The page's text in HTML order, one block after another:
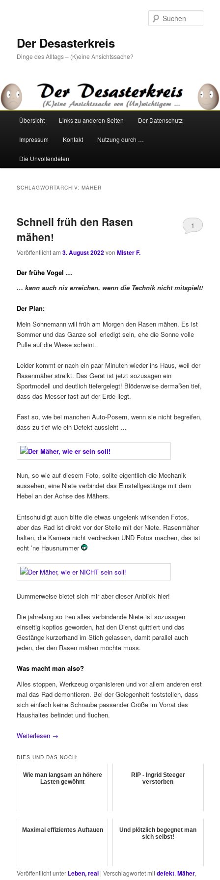
Der Desasterkreis
Dinge des Alltags – (K)eine Ansichtssache?
HauptmenüÜbersicht Links zu anderen Seiten Der Datenschutz
Impressum Kontakt Nutzung durch …
Die Unvollendeten
SCHLAGWORTARCHIV:MÄHER
Schnell früh den Rasen
mähen!
Veröffentlicht am3. August 2022vonMister F.
1
Der frühe Vogel …
… kann auch nix erreichen, wenn die Technik nicht mitspielt!
Der Plan:
Mein Sohnemann will früh am Morgen den Rasen mähen. Es ist
Sommer und das Ganze soll erledigt sein, ehe die Sonne volle
Pulle auf die Wiese scheint.
Leider kommt er nach ein paar Minuten wieder ins Haus, weil der
Rasenmäher streikt. Das Gerät ist jetzt sozusagen ein
Sportmodell und deutlich tiefergelegt! Blöderweise dermaßen tief,
dass das Messer fast auf der Erde liegt.
Fast so, wie bei manchen Auto-Posern, wenn sie nicht begreifen,
dass zu tief wie ein Defekt aussieht …
Nun, so wie auf diesem Foto, sollte eigentlich die Mechanik
aussehen, eine Niete verbindet das Einstellgestänge mit dem
Hebel an der Achse des Mähers.
Entschuldigt auch bitte die etwas ungelenk wirkenden Fotos,
aber das Rad ist direkt vor der Stelle mit der Niete. Rasenmäher
halten, die Kamera nicht verdrecken UND Fotos machen, das ist
echt ’ne Hausnummer
Dummerweise bietet sich mir aber dieser Anblick hier!
Die jahrelang so treu alles verbindende Niete ist sozusagen
einseitig kopflos geworden, hat den Dienst quittiert und das
Gestänge kurzerhand im Stich gelassen, damit parallel auch
jeden, der den Rasen mähenmöchte muss.
Was macht man also?
Alles stoppen, Werkzeug organisieren und vor allem anderen erst
mal das Rad demontieren. Bei der Gelegenheit feststellen, dass
sich einfach keine Schraube passender Größe im Vorrat des
Haushaltes befindet und fluchen.
Weiterlesen →
DIES UND DAS NOCH:
Wie man langsam an höhere
Lasten gewöhnt
RIP - Ingrid Steeger
verstorben
Maximal effizientes Auftauen
Und plötzlich begegnet man
sich selbst!
Veröffentlicht unter Leben, real |Verschlagwortet mitdefekt,Mäher,